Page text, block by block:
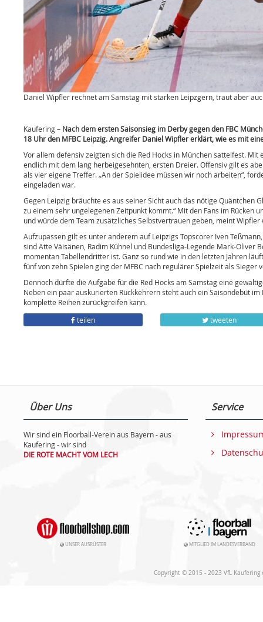
Daniel Wipfler rechnet am Samstag mit starken Leipzgern, traut aber
Kaufering – Nach dem ersten Saisonsieg im Derby gegen den FBC
18 Uhr den MFBC Leipzig. Angreifer Daniel Wipfler erklärt, wie es mit
Vor allem defensiv zeigten sich die Red Hocks in München sattelfest.
endlich mit dem lang herbeigesehnten, ersten Dreier. Offensiv gilt es
als vier eigene Treffer. „An der Spielidee müssen wir noch arbeiten“,
eingeladen war.
Gegen Leipzig bräuchte es aus seiner Sicht auch das nötige Quäntchen
zu einem sehr ungelegenen Zeitpunkt kommt.“ Mit den Fans im
und würde dem Team zusätzliches Selbstvertrauen geben, meint Wipfler
Aufzupassen gilt es unter anderem auf Leipzigs Topscorer Iven
sind Atte Väisänen, Radim Kühnel und Bundesliga-Legende Mark-
momentan Tabellendritter ist. Ganz so rund wie in den letzten Jahren
fünf von zehn Spielen ging der MFBC nach regulärer Spielzeit als Sieger
Dennoch dürfte die Aufgabe für die Red Hocks am Samstag eine
Neben ein paar auskurierten Rückkehrern steht auch ein Saisondebüt
komplette Reihen zurückgreifen kann.
teilen
tweeten
Über Uns
Wir sind ein Floorball-Verein aus Bayern - aus
Kaufering - wir sind
DIE ROTE MACHT VOM LECH
Service
UNSER AUSRÜSTER MITGLIED IM LANDESVERBAND
Copyright © 2015 - 2023 VfL